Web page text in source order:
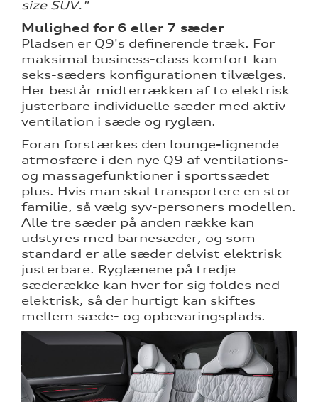
size SUV."
Mulighed for 6 eller 7 sæder
Pladsen er Q9's definerende træk. For
maksimal business-class komfort kan
seks-sæders konfigurationen tilvælges.
Her består midterrækken af to elektrisk
justerbare individuelle sæder med aktiv
ventilation i sæde og ryglæn.
Foran forstærkes den lounge-lignende
atmosfære i den nye Q9 af ventilations-
og massagefunktioner i sportssædet
plus. Hvis man skal transportere en stor
familie, så vælg syv-personers modellen.
Alle tre sæder på anden række kan
udstyres med barnesæder, og som
standard er alle sæder delvist elektrisk
justerbare. Ryglænene på tredje
sæderække kan hver for sig foldes ned
elektrisk, så der hurtigt kan skiftes
mellem sæde- og opbevaringsplads.